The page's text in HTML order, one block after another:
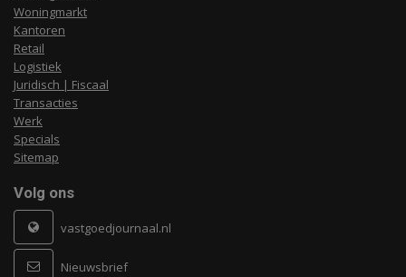
Woningmarkt
Kantoren
Retail
Logistiek
Juridisch | Fiscaal
Transacties
Werk
Specials
Sitemap
Volg ons
vastgoedjournaal.nl
Nieuwsbrief